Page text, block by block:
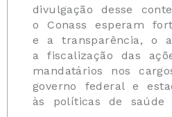
divulgação desse
o Conass esperam
e a transparência, o
a fiscalização das
mandatários nos
governo federal e
às políticas de saúde